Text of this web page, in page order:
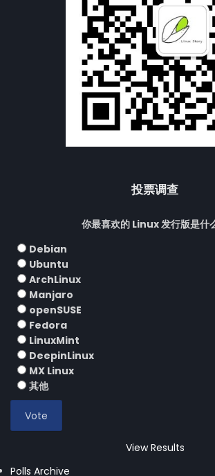
投票调查
你最喜欢的 Linux 发行版是什
Debian
Ubuntu
ArchLinux
Manjaro
openSUSE
Fedora
LinuxMint
DeepinLinux
MX Linux
其他
View Results
Polls Archive